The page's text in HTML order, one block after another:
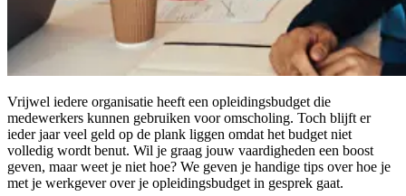
Vrijwel iedere organisatie heeft een opleidingsbudget die
medewerkers kunnen gebruiken voor omscholing. Toch blijft er
ieder jaar veel geld op de plank liggen omdat het budget niet
volledig wordt benut. Wil je graag jouw vaardigheden een boost
geven, maar weet je niet hoe? We geven je handige tips over hoe je
met je werkgever over je opleidingsbudget in gesprek gaat.